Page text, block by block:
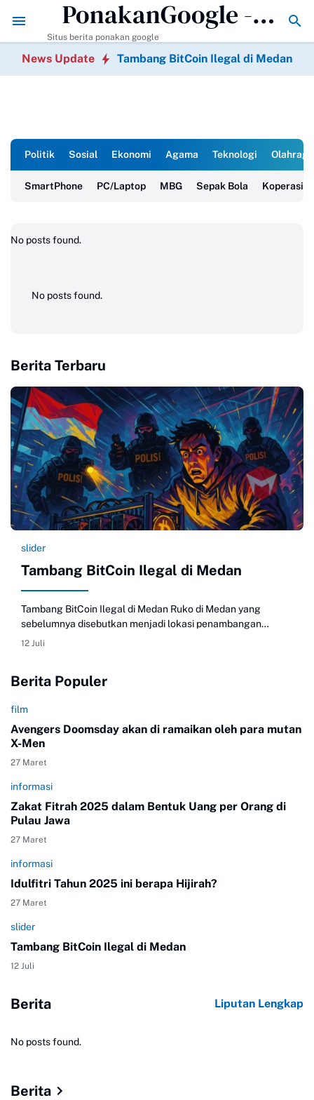
Tambang BitCoin Ilegal di Medan70 Ucahapan
PonakanGoogle -
Berita Terkini
Situs berita ponakan google
News Update Tambang BitCoin Ilegal di Medan
Politik Sosial Ekonomi Agama Teknologi Olahraga
SmartPhone PC/Laptop MBG Sepak Bola Koperasi
No posts found.
No posts found.
Berita Populer
film
Avengers Doomsday akan di ramaikan oleh para mutan
X-Men
27 Maret
informasi
Zakat Fitrah 2025 dalam Bentuk Uang per Orang di
Pulau Jawa
27 Maret
informasi
Idulfitri Tahun 2025 ini berapa Hijirah?
27 Maret
slider
Tambang BitCoin Ilegal di Medan
12 Juli
Berita Terbaru
slider
Tambang BitCoin Ilegal di Medan
Tambang BitCoin Ilegal di Medan Ruko di Medan yang
sebelumnya disebutkan menjadi lokasi penambangan
Bitcoin dan menggunakan listrik ilegal, tidak disegel meski
sepenuhnya rampung itu. Sebuah gedung rumah toko (ruko)
Kecamatan Medan Johor, di Kota madya Medan dinarasikan
menjadi lokasi penambangan Bitcoin ilegal karena disebut
telah m…
12 Juli
Berita Liputan Lengkap
No posts found.
Berita